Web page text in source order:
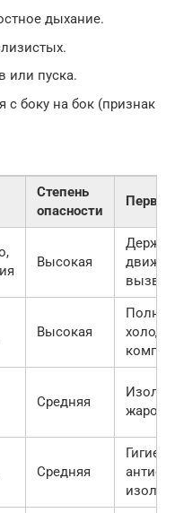
дыхание.
или пуска.
с боку на бок (признак
Степень
опасности
Высокая
Высокая
Средняя
Средняя